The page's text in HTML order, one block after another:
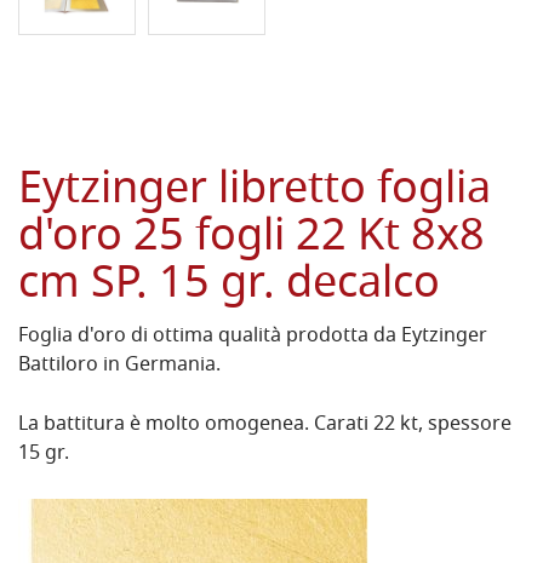
Eytzinger libretto foglia
d'oro 25 fogli 22 Kt 8x8
cm SP. 15 gr. decalco
Foglia d'oro di ottima qualità prodotta da Eytzinger
Battiloro in Germania.
La battitura è molto omogenea. Carati 22 kt, spessore
15 gr.